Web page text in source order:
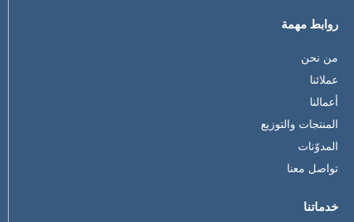
روابط مهمة
من نحن
عملائنا
أعمالنا
المنتجات والتوزيع
المدوّنات
تواصل معنا
خدماتنا